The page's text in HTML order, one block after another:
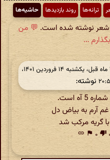
ترانه‌ها روند بازدیدها حاشیه‌ها
شعر نوشته شده است. 💬 من
...
در ‫۴ سال و ۴ ماه قبل، یکشنبه ۱۴ فروردین ۱۴۰۱،
نوشته:
5 آه است.
آرم به بیاض دل
گریه مرکب شد
thumb_down ۰ flag
link